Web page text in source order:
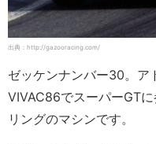
出典：http://gazooracing.com/
ゼッケンナンバー30。ア
VIVAC86でスーパーGT
リングのマシンです。